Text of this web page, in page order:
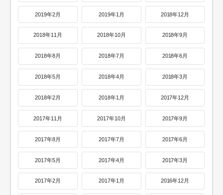
2019年2月 2019年1月 2018年12月
2018年11月 2018年10月 2018年9月
2018年8月 2018年7月 2018年6月
2018年5月 2018年4月 2018年3月
2018年2月 2018年1月 2017年12月
2017年11月 2017年10月 2017年9月
2017年8月 2017年7月 2017年6月
2017年5月 2017年4月 2017年3月
2017年2月 2017年1月 2016年12月